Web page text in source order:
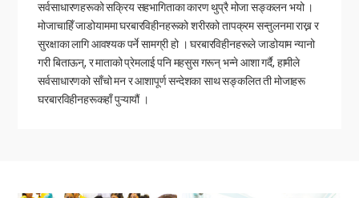
सर्वसाधारणहरूको सक्रिय सहभागिताका कारण थुप्रै मोजा सङ्कलन भयो ।
मोजाचाहिँ जाडोयाममा घरबारविहीनहरूको शरीरको तापक्रम सन्तुलनमा राख्न र
सुरक्षाका लागि आवश्यक पर्ने सामग्री हो । घरबारविहीनहरूले जाडोयाम न्यानो
गरी बिताऊन्, र माताको प्रेमलाई पनि महसुस गरून् भन्ने आशा गर्दै, हामीले
सर्वसाधारणको साँचो मन र आशापूर्ण सन्देशका साथ सङ्कलित ती मोजाहरू
घरबारविहीनहरूकहाँ पुऱ्यायौं ।